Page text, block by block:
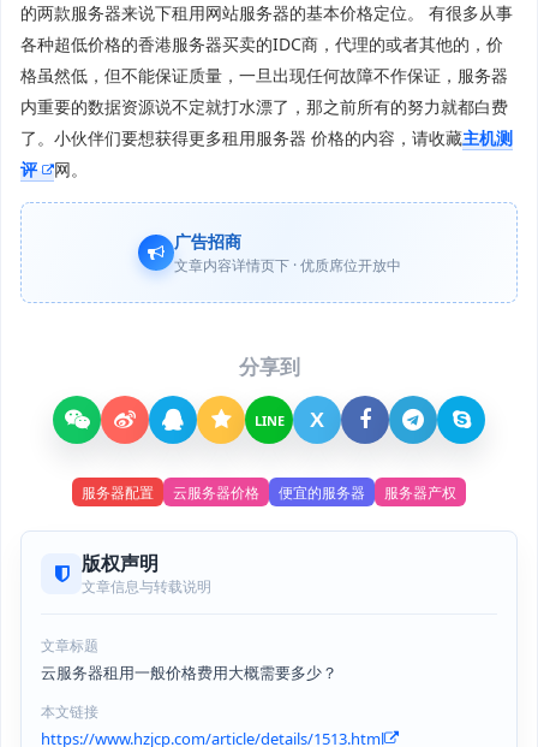
的两款服务器来说下租用网站服务器的基本价格定位。 有很多从事
各种超低价格的香港服务器买卖的IDC商，代理的或者其他的，价
格虽然低，但不能保证质量，一旦出现任何故障不作保证，服务器
内重要的数据资源说不定就打水漂了，那之前所有的努力就都白费
了。小伙伴们要想获得更多租用服务器 价格的内容，请收藏主机测
评
网。
广告招商
文章内容详情页下 · 优质席位开放中
分享到
LINE X
服务器配置 云服务器价格 便宜的服务器 服务器产权
版权声明
文章信息与转载说明
文章标题
云服务器租用一般价格费用大概需要多少？
本文链接
https://www.hzjcp.com/article/details/1513.html